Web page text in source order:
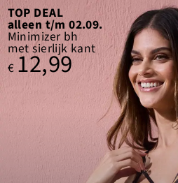
TOP DEAL
alleen t/m 02.09.
Minimizer bh
met sierlijk kant
€12,99